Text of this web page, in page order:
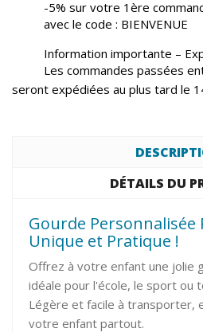
-5% sur votre 1ère
avec le code : BIENVENUE
Information importante –
Les commandes passées
seront expédiées au plus tard le
DÉTAILS DU
Gourde Personnalisée
Unique et Pratique !
Offrez à votre enfant une jolie
idéale pour l'école, le sport ou
Légère et facile à transporter,
votre enfant partout.